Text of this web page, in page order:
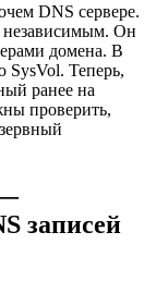
DNS сервере.
независимым. Он
домена. В
SysVol. Теперь,
ранее на
проверить,
записей